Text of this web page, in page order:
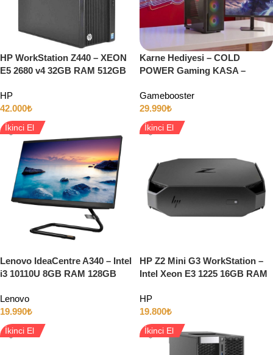
HP WorkStation Z440 – XEON
E5 2680 v4 32GB RAM 512GB
HP
42.000₺
Karne Hediyesi – COLD
POWER Gaming KASA –
Gamebooster
29.990₺
İkinci El
Lenovo IdeaCentre A340 – Intel
i3 10110U 8GB RAM 128GB
One PC
Lenovo
19.990₺
İkinci El
HP Z2 Mini G3 WorkStation –
Intel Xeon E3 1225 16GB RAM
HP
19.800₺
İkinci El İkinci El